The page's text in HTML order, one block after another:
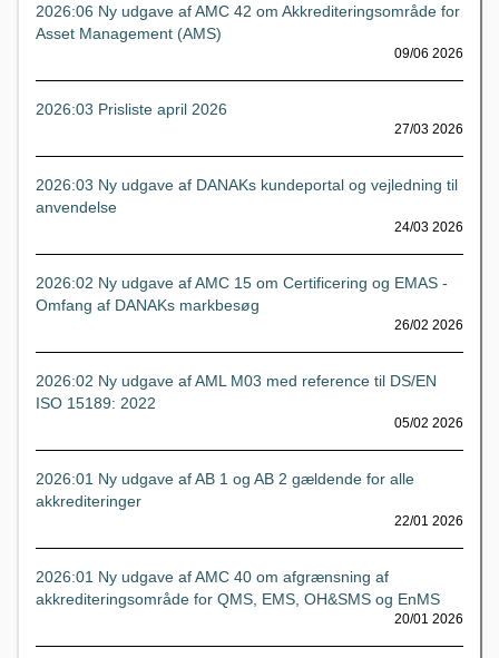
2026:06 Ny udgave af AMC 42 om Akkrediteringsområde for
Asset Management (AMS)
09/06 2026
2026:03 Prisliste april 2026
27/03 2026
2026:03 Ny udgave af DANAKs kundeportal og vejledning til
anvendelse
24/03 2026
2026:02 Ny udgave af AMC 15 om Certificering og EMAS -
Omfang af DANAKs markbesøg
26/02 2026
2026:02 Ny udgave af AML M03 med reference til DS/EN
ISO 15189: 2022
05/02 2026
2026:01 Ny udgave af AB 1 og AB 2 gældende for alle
akkrediteringer
22/01 2026
2026:01 Ny udgave af AMC 40 om afgrænsning af
akkrediteringsområde for QMS, EMS, OH&SMS og EnMS
20/01 2026